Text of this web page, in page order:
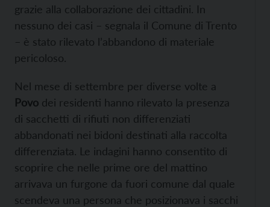
grazie alla collaborazione dei cittadini. In
nessuno dei casi – segnala il Comune di Trento
– è stato rilevato l’abbandono di materiale
pericoloso.
Nel mese di settembre per diverse volte a
Povo dei residenti hanno rilevato la presenza
di sacchetti di rifiuti non differenziati
abbandonati nei bidoni destinati alla raccolta
differenziata. Le indagini hanno consentito di
scoprire che nelle prime ore del mattino
arrivava un furgone da fuori comune dal quale
scendeva una persona che posizionava i sacchi